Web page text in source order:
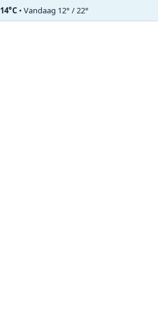
14°C• Vandaag 12° / 22°